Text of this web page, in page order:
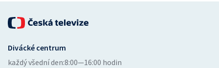
Divácké centrum
každý všední den:8:00—16:00 hodin